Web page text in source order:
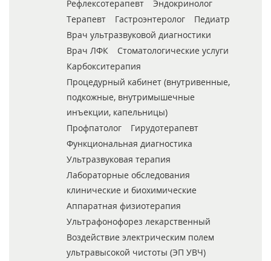
Рефлексотерапевт
Эндокринолог
Терапевт
Гастроэнтеролог
Педиатр
Врач ультразвуковой диагностики
Врач ЛФК
Стоматологические услуги
Карбокситерапия
Процедурный кабинет (внутривенные,
подкожные, внутримышечные
инъекции, капельницы)
Профпатолог
Гирудотерапевт
Функциональная диагностика
Ультразвуковая терапия
Лабораторные обследования
клинические и биохимические
Аппаратная физиотерапия
Ультрафонофорез лекарственный
Воздействие электрическим полем
ультравысокой чистоты (ЭП УВЧ)